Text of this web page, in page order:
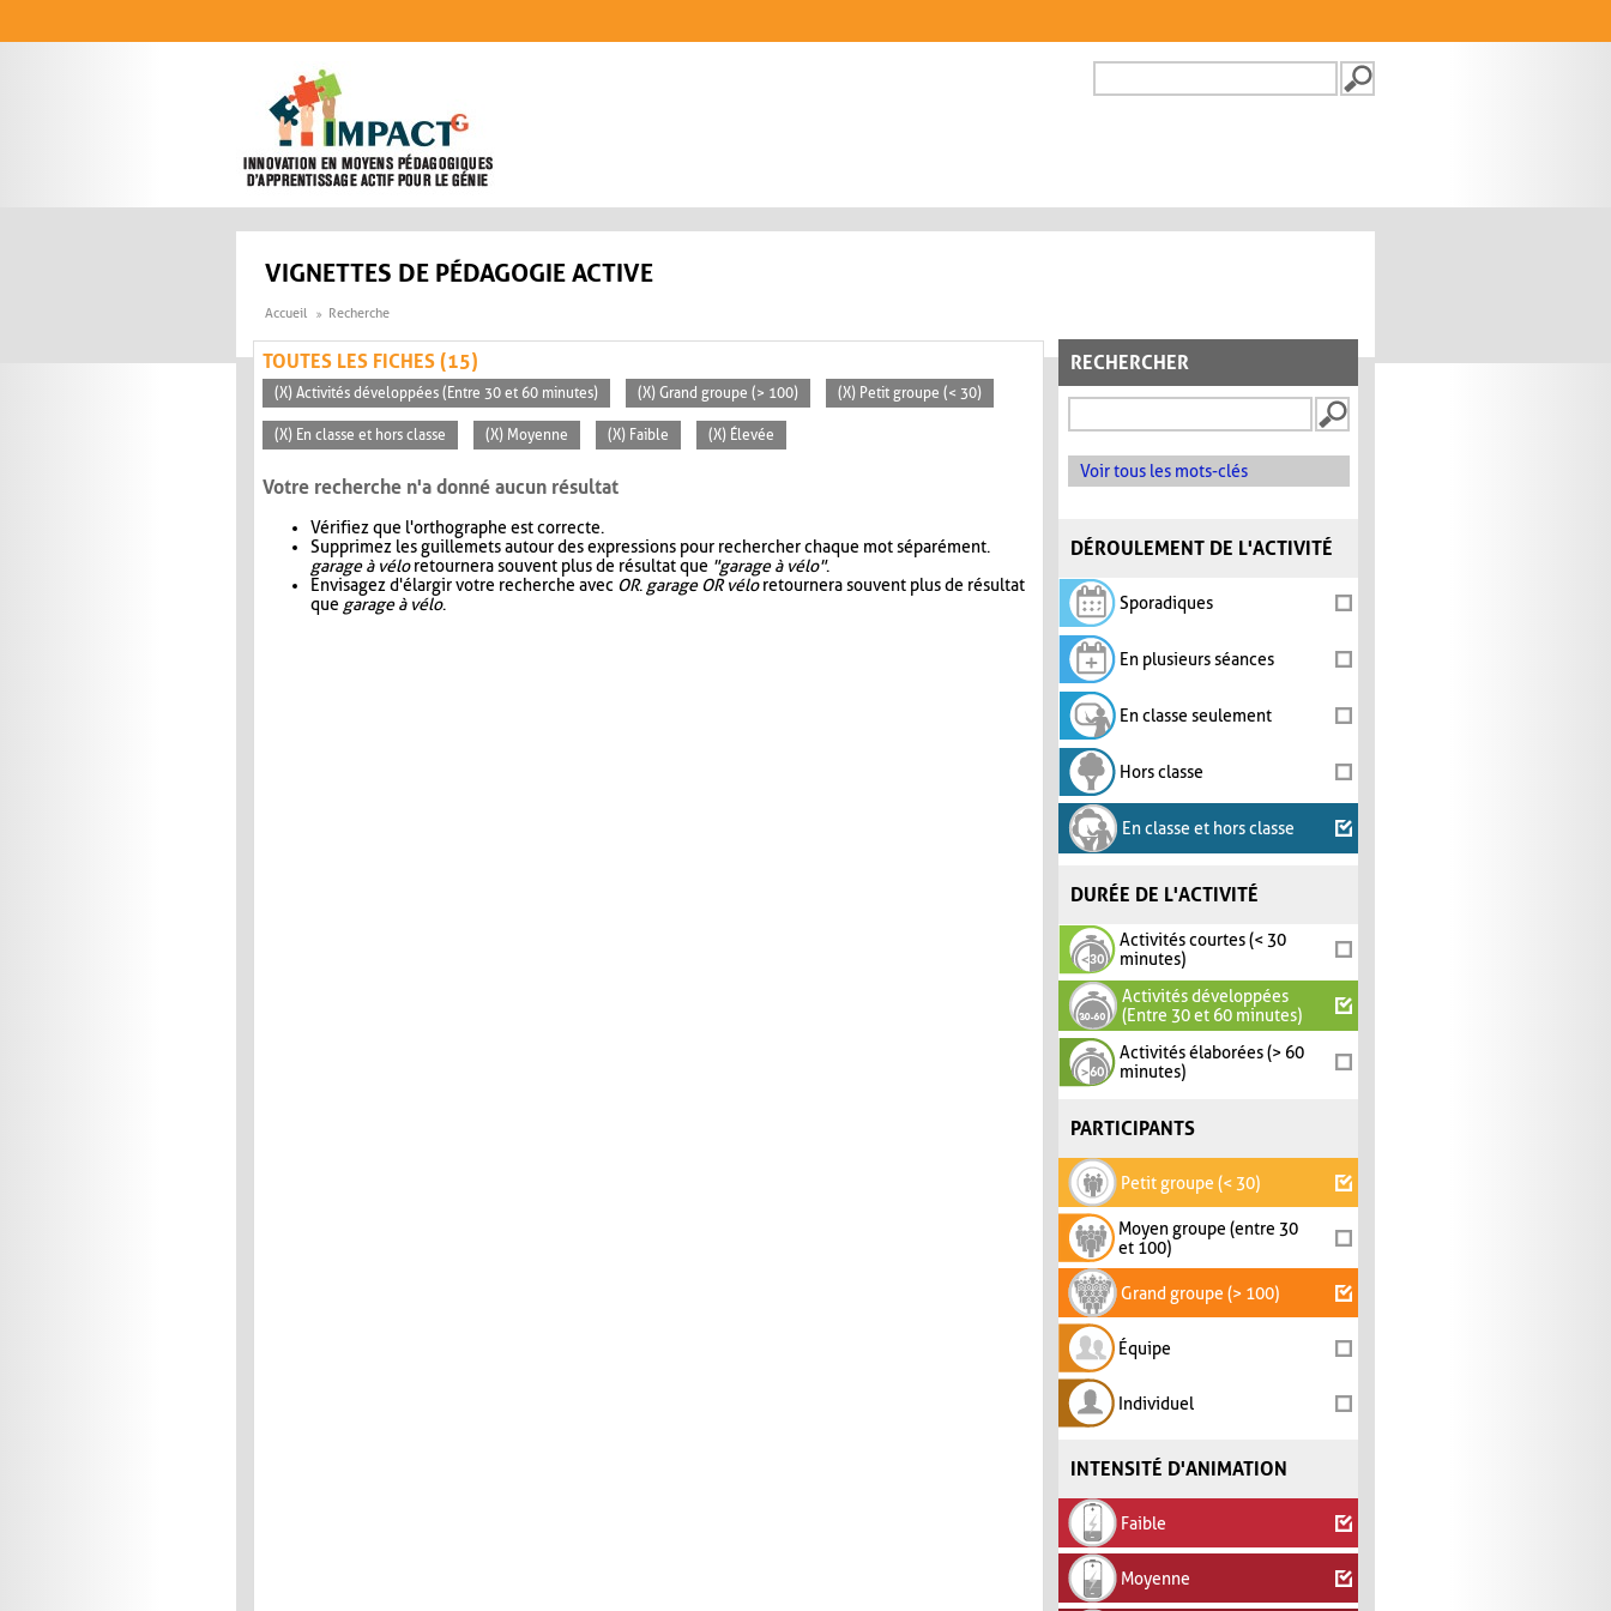
FORMULAIRE DE
VIGNETTES DE PÉDAGOGIE ACTIVE
Accueil Recherche
RECHERCHER
Voir tous les mots-clés
DÉROULEMENT DE L'ACTIVITÉ
Sporadiques
En plusieurs séances
En classe seulement
Hors classe
En classe et hors classe
DURÉE DE L'ACTIVITÉ
Activités courtes (< 30
minutes)
Activités développées
(Entre 30 et 60 minutes)
Activités élaborées (> 60
minutes)
PARTICIPANTS
Petit groupe (< 30)
Moyen groupe (entre 30
et 100)
Grand groupe (> 100)
Équipe
Individuel
INTENSITÉ D'ANIMATION
Faible
Moyenne
TOUTES LES FICHES (15)
(X) Activités développées (Entre 30 et 60 minutes) (X) Grand groupe (> 100) (X) Petit groupe (< 30)
(X) En classe et hors classe (X) Moyenne (X) Faible (X) Élevée
Votre recherche n'a donné aucun résultat
Vérifiez que l'orthographe est correcte.
Supprimez les guillemets autour des expressions pour rechercher chaque mot séparément.
garage à véloretournera souvent plus de résultat que "garage à vélo".
Envisagez d'élargir votre recherche avec OR. garage OR véloretournera souvent plus de résultat
que garage à vélo.